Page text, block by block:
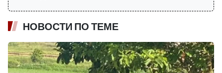
НОВОСТИ ПО ТЕМЕ